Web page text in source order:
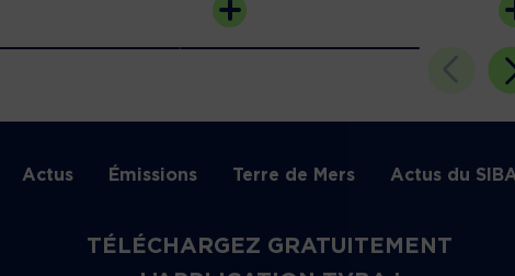
Actus Émissions Terre de Mers Actus du
TÉLÉCHARGEZ GRATUITEMENT